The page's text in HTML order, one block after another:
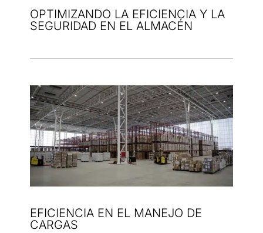
OPTIMIZANDO LA EFICIENCIA Y LA
SEGURIDAD EN EL ALMACÉN
EFICIENCIA EN EL MANEJO DE
CARGAS